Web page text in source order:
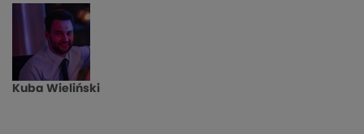
Kuba Wieliński